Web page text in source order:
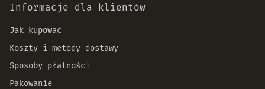
Informacje dla klientów
Jak kupować
Koszty i metody dostawy
Sposoby płatności
Pakowanie